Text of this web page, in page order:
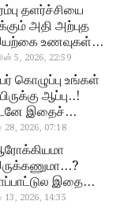
தளர்ச்சியை
அதி அற்புத
உணவுகள்…
விட்டுறாதீங்க!
5, 2026, 22:59
கொழுப்பு உங்கள்
ஆப்பு..!
இதைச்
28, 2026, 07:18
இதை
13, 2026, 14:35